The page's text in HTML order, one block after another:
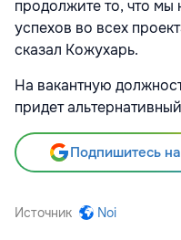
продолжите то, что
успехов во всех
сказал Кожухарь.
На вакантную
придет
Подпишитесь
Источник Noi